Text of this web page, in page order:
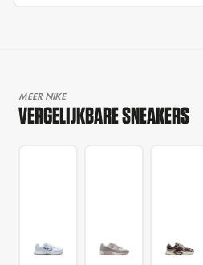
MEER NIKE
VERGELIJKBARE SNEAKERS